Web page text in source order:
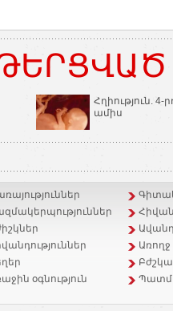
Հղիություն. 4-
ամիս
օգնություն